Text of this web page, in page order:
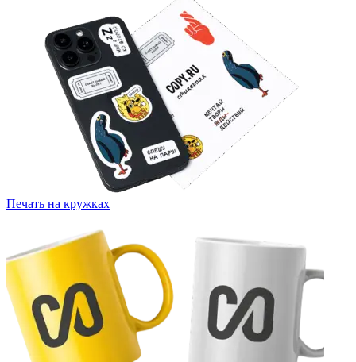
Печать на кружках